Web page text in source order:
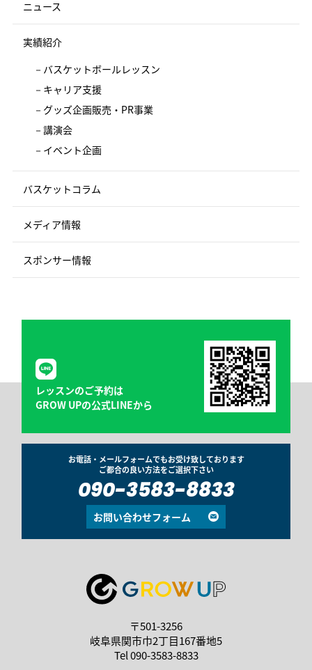
ニュース
実績紹介
バスケットボールレッスン
キャリア支援
グッズ企画販売・PR事業
講演会
イベント企画
バスケットコラム
メディア情報
スポンサー情報
レッスンのご予約は
GROW UPの公式LINEから
お電話・メールフォームでもお受け致しております
ご都合の良い方法をご選択下さい
090-3583-8833
お問い合わせフォーム
〒501-3256
岐阜県関市巾2丁目167番地5
Tel090-3583-8833